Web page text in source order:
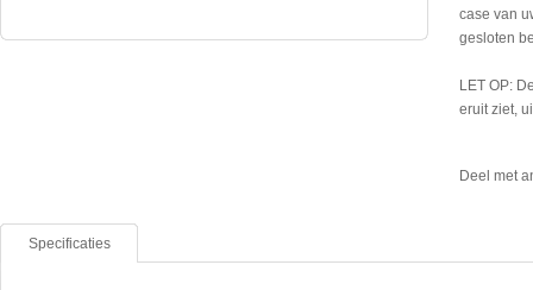
case van
gesloten
LET OP:
eruit ziet,
Deel met
Specificaties